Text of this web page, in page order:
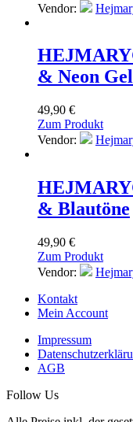
Vendor:
HEJMARY
& Neon
49,90 €
Zum Produkt
Vendor:
HEJMARY
& Blautöne
49,90 €
Zum Produkt
Vendor:
Kontakt
Mein Account
Impressum
AGB
Follow Us